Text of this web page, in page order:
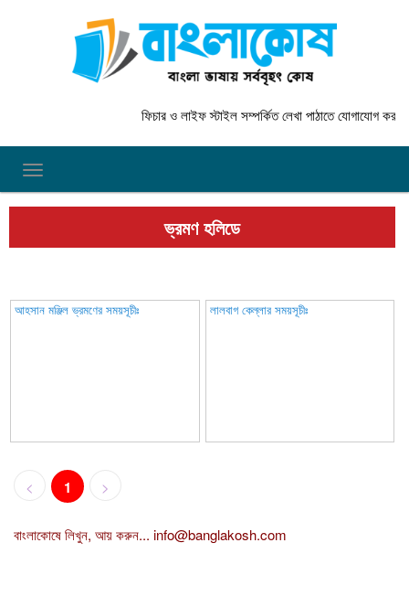
ফিচার ও লাইফ স্টাইল সম্পর্কিত লেখা পাঠাতে যোগাযোগ করুন
TOGGLE NAVIGATION
ভ্রমণ হলিডে
আহসান মঞ্জিল ভ্রমণের সময়সূচীঃ লালবাগ কেল্লার সময়সূচীঃ
< 1 >
বাংলাকোষে লিখুন, আয় করুন... info@banglakosh.com